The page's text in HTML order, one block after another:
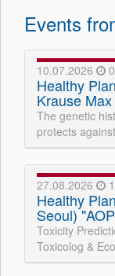
Events
10.07.2026
Healthy
Krause
The genetic
protects
27.08.2026
Healthy
Seoul)
Toxicity
Toxicolog &